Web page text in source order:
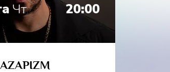
Чт 20:00